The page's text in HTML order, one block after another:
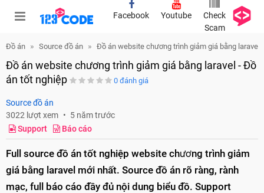
Facebook Youtube
Check
Scam
Đồ án Source đồ án Đồ án website chương trình giảm giá bằng laravel
Đồ án website chương trình giảm giá bằng laravel - Đồ
án tốt nghiệp
0 đánh giá
Source đồ án
3022 lượt xem
5 năm trước
Support
Báo cáo
Full source đồ án tốt nghiệp website chương trình giảm
giá bằng laravel mới nhất. Source đồ án rõ ràng, rành
mạc, full báo cáo đầy đủ nội dung biểu đồ. Support